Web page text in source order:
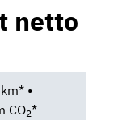
netto
•
CO2*